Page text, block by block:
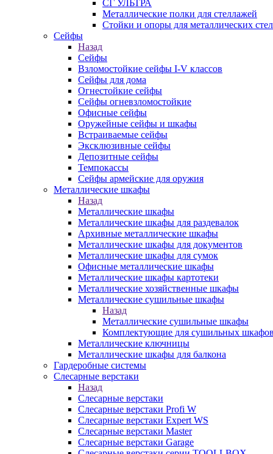
СГ УЛЬТРА
Металлические полки для стеллажей
Стойки и опоры для металлических
Сейфы
Назад
Сейфы
Взломостойкие сейфы I-V классов
Сейфы для дома
Огнестойкие сейфы
Сейфы огневзломостойкие
Офисные сейфы
Оружейные сейфы и шкафы
Встраиваемые сейфы
Эксклюзивные сейфы
Депозитные сейфы
Темпокассы
Сейфы армейские для оружия
Металлические шкафы
Назад
Металлические шкафы
Металлические шкафы для раздевалок
Архивные металлические шкафы
Металлические шкафы для документов
Металлические шкафы для сумок
Офисные металлические шкафы
Металлические шкафы картотеки
Металлические хозяйственные шкафы
Металлические сушильные шкафы
Назад
Металлические сушильные шкафы
Комплектующие для сушильных шкафов
Металлические ключницы
Металлические шкафы для балкона
Гардеробные системы
Слесарные верстаки
Назад
Слесарные верстаки
Слесарные верстаки Profi W
Слесарные верстаки Expert WS
Слесарные верстаки Master
Слесарные верстаки Garage